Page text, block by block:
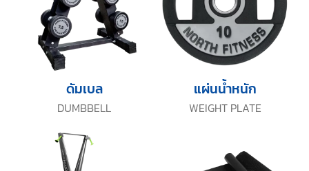
DUMBBELL
ดัมเบล
WEIGHT PLATE
แผ่นน้ำหนัก